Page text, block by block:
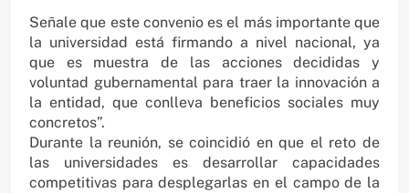
Señale que este convenio es el más importante que
la universidad está firmando a nivel nacional, ya
que es muestra de las acciones decididas y
voluntad gubernamental para traer la innovación a
la entidad, que conlleva beneficios sociales muy
concretos”.
Durante la reunión, se coincidió en que el reto de
las universidades es desarrollar capacidades
competitivas para desplegarlas en el campo de la